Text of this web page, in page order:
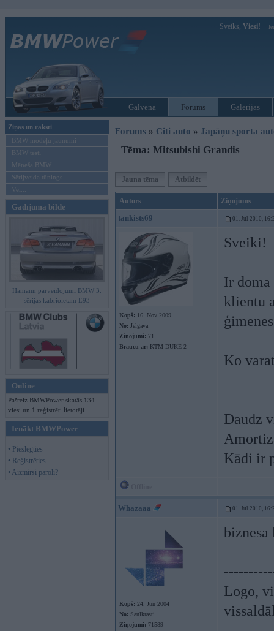
Sveiks, Viesi!
Galvenā Forums Galerijas
Ziņas un raksti
BMW modeļu jaunumi
BMW testi
Mēneša BMW
Sērijveida tūnings
Vel...
Gadījuma bilde
Hamann pārveidojumi BMW 3.
sērijas kabrioletam E93
Online
Pašreiz BMWPower skatās 134
viesi un 1 reģistrēti lietotāji.
Ienākt BMWPower
• Pieslēgties
• Reģistrēties
• Aizmirsi paroli?
Forums » Citi auto » Japāņu sporta
Tēma: Mitsubishi Grandis
Jauna tēma Atbildēt
Autors Ziņojums
tankists69 01. Jul 2010,
Kopš: 16. Nov 2009
No: Jelgava
Ziņojumi: 71
Braucu ar: KTM DUKE 2
Sveiki!
Ir
klientu
Ko
Daudz
Kādi ir
Whazaaa 01. Jul 2010,
Kopš: 24. Jun 2004
No: Saulkrasti
Ziņojumi: 71589
Logo,